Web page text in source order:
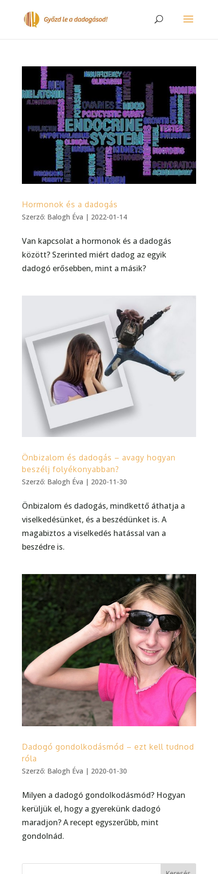
Hormonok és a dadogás
Szerző: Balogh Éva | 2022-01-14
Van kapcsolat a hormonok és a dadogás
között? Szerinted miért dadog az egyik
dadogó erősebben, mint a másik?
Önbizalom és dadogás – avagy hogyan
beszélj folyékonyabban?
Szerző: Balogh Éva | 2020-11-30
Önbizalom és dadogás, mindkettő áthatja a
viselkedésünket, és a beszédünket is. A
magabiztos a viselkedés hatással van a
beszédre is.
Dadogó gondolkodásmód – ezt kell tudnod
róla
Szerző: Balogh Éva | 2020-01-30
Milyen a dadogó gondolkodásmód? Hogyan
kerüljük el, hogy a gyerekünk dadogó
maradjon? A recept egyszerűbb, mint
gondolnád.